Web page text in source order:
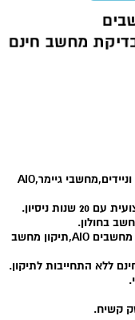
חנות מחשבים בחולון,מכירת מחשבים נייחים וניידים,מחשבי גיימר,AIO
ניסיון.
בחולון.
תיקון מחשבים ניידים,תיקון מחשב נייח, תיקון מחשבים AIO,תיקון מחשב
ללא התחייבות לתיקון.
קשיח.
בדיקת מחשב חינם